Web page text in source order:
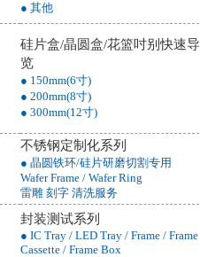
● 其他
硅片盒/晶圆盒/花篮吋别快速导
览
● 150mm(6寸)
● 200mm(8寸)
● 300mm(12寸)
不锈钢定制化系列
● 晶圆铁环/硅片研磨切割专用
Wafer Frame / Wafer Ring
雷雕 刻字 清洗服务
封装测试系列
● IC Tray / LED Tray / Frame / Frame
Cassette / Frame Box